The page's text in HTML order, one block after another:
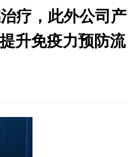
疗，此外公司产
升免疫力预防流